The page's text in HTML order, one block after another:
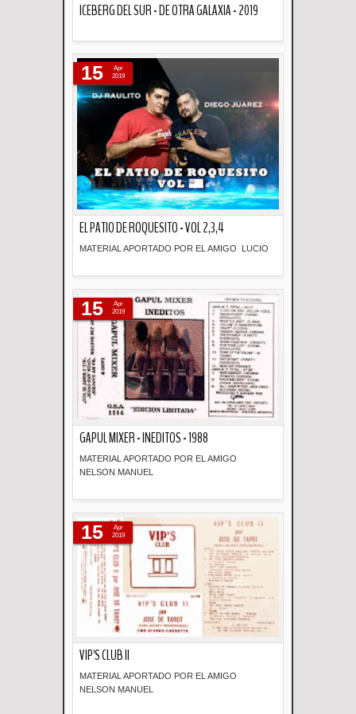
ICEBERG DEL SUR - DE OTRA GALAXIA - 2019
EL PATIO DE ROQUESITO - VOL 2,3,4
MATERIAL APORTADO POR EL AMIGO LUCIO
15
Apr
2019
GAPUL MIXER - INEDITOS - 1988
MATERIAL APORTADO POR EL AMIGO
NELSON MANUEL
15
Apr
2019
VIP'S CLUB II
MATERIAL APORTADO POR EL AMIGO
NELSON MANUEL
15
Apr
2019